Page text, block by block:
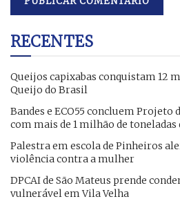
RECENTES
Queijos capixabas conquistam 12
Queijo do Brasil
Bandes e ECO55 concluem
com mais de 1 milhão de toneladas
Palestra em escola de Pinheiros
violência contra a mulher
DPCAI de São Mateus prende
vulnerável em Vila Velha